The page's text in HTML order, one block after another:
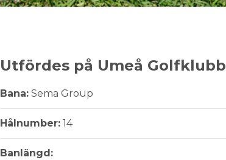
Utfördes på Umeå Golfklubb
Bana: Sema Group
Hålnumber: 14
Banlängd: